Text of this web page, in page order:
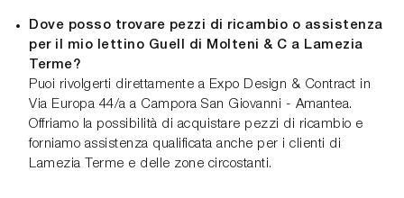
Dove posso trovare pezzi di ricambio o assistenza
per il mio lettino Guell di Molteni & C a Lamezia
Terme?
Puoi rivolgerti direttamente a Expo Design & Contract in
Via Europa 44/a a Campora San Giovanni - Amantea.
Offriamo la possibilità di acquistare pezzi di ricambio e
forniamo assistenza qualificata anche per i clienti di
Lamezia Terme e delle zone circostanti.